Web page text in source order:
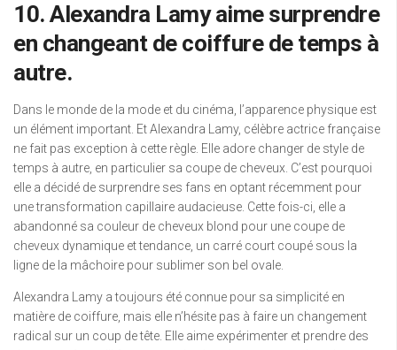
10. Alexandra Lamy aime surprendre
en changeant de coiffure de temps à
autre.
Dans le monde de la mode et du cinéma, l’apparence physique est
un élément important. Et Alexandra Lamy, célèbre actrice française
ne fait pas exception à cette règle. Elle adore changer de style de
temps à autre, en particulier sa coupe de cheveux. C’est pourquoi
elle a décidé de surprendre ses fans en optant récemment pour
une transformation capillaire audacieuse. Cette fois-ci, elle a
abandonné sa couleur de cheveux blond pour une coupe de
cheveux dynamique et tendance, un carré court coupé sous la
ligne de la mâchoire pour sublimer son bel ovale.
Alexandra Lamy a toujours été connue pour sa simplicité en
matière de coiffure, mais elle n’hésite pas à faire un changement
radical sur un coup de tête. Elle aime expérimenter et prendre des